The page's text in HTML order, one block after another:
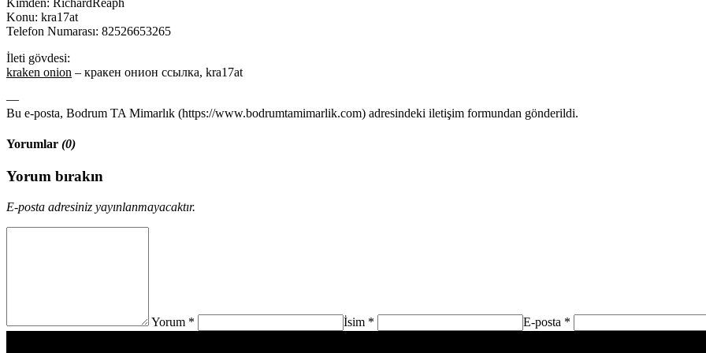
Konu: kra17at
Telefon Numarası: 82526653265
İleti gövdesi:
kraken onion – кракен онион ссылка, kra17at
—
Bu e-posta, Bodrum TA Mimarlık (https://www.bodrumtamimarlik.com) adresindeki iletişim formundan gönderildi.
Yorumlar (0)
Yorum bırakın
E-posta adresiniz yayınlanmayacaktır.
Yorum * İsim * E-posta *